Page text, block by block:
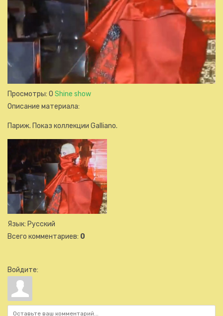
Просмотры: 0 Shine show
Описание материала:
Париж. Показ коллекции Galliano.
Язык: Русский
Всего комментариев: 0
Войдите: